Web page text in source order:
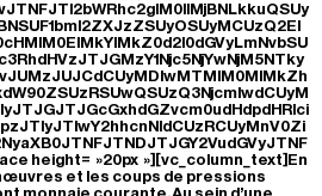
height= »20px »][vc_column_text]En
et les coups de pressions